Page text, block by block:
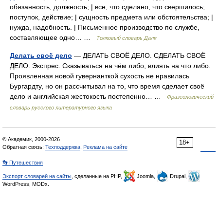
обязанность, должность; | все, что сделано, что свершилось;
поступок, действие; | сущность предмета или обстоятельства; |
нужда, надобность. | Письменное производство по службе,
составляющее одно… …
Толковый словарь Даля
Делать своё дело — ДЕЛАТЬ СВОЁ ДЕЛО. СДЕЛАТЬ СВОЁ
ДЕЛО. Экспрес. Сказываться на чём либо, влиять на что либо.
Проявленная новой гувернанткой сухость не нравилась
Бургардту, но он рассчитывал на то, что время сделает своё
дело и английская жестокость постепенно… …
Фразеологический
словарь русского литературного языка
18+
© Академик, 2000-2026
Обратная связь: Техподдержка Реклама на сайте
👣 Путешествия
Экспорт словарей на сайты , сделанные на PHP, Joomla,
Drupal,
WordPress, MODx.